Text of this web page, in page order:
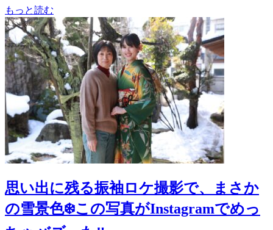
もっと読む
思い出に残る振袖ロケ撮影で、まさか
の雪景色❄️この写真がInstagramでめっ